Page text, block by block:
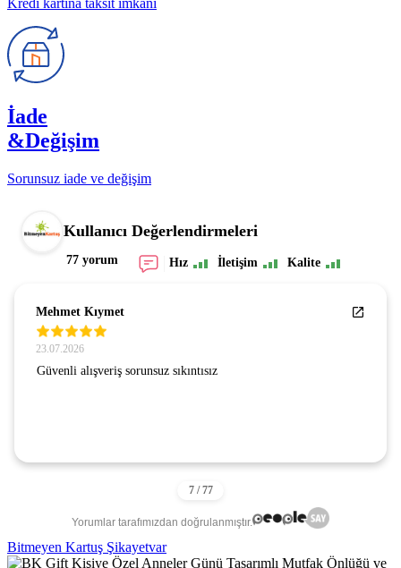
İade
&Değişim
Sorunsuz iade ve değişim
Kullanıcı Değerlendirmeleri
77 yorum Hız İletişim Kalite
Mehmet Kıymet
23.07.2026
Güvenli alışveriş sorunsuz sıkıntısız
Yorumlar tarafımızdan doğrulanmıştır.
Bitmeyen Kartuş Şikayetvar